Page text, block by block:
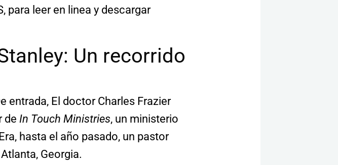
para leer en linea y descargar
Un recorrido
entrada, El doctor Charles Frazier
de In Touch Ministries, un ministerio
hasta el año pasado, un pastor
Georgia.